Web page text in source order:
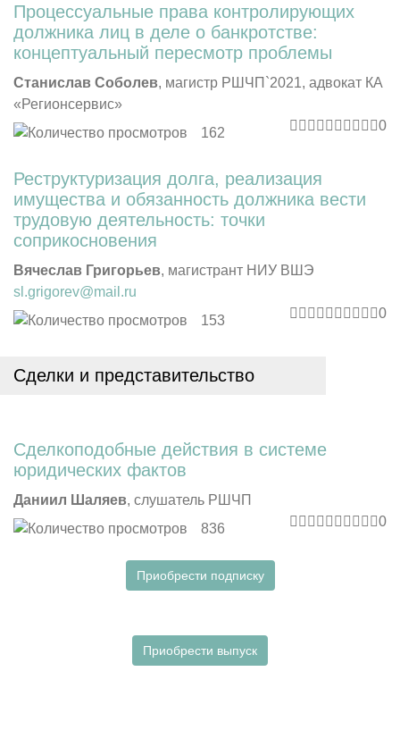
Процессуальные права контролирующих
должника лиц в деле о банкротстве:
концептуальный пересмотр проблемы
Станислав Соболев, магистр РШЧП`2021, адвокат КА
«Регионсервис»
162
0
Реструктуризация долга, реализация
имущества и обязанность должника вести
трудовую деятельность: точки
соприкосновения
Вячеслав Григорьев, магистрант НИУ ВШЭ
sl.grigorev@mail.ru
153
0
Сделки и представительство
Сделкоподобные действия в системе
юридических фактов
Даниил Шаляев, слушатель РШЧП
836
0
Приобрести подписку
Приобрести выпуск